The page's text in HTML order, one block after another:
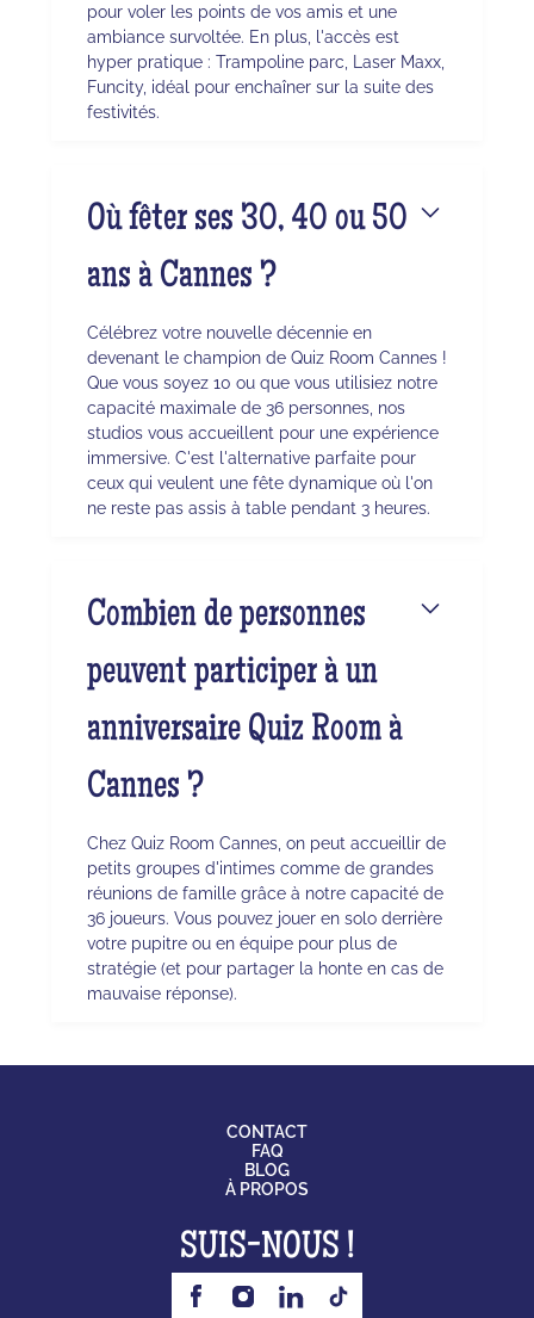
pour voler les points de vos amis et une
ambiance survoltée. En plus, l'accès est
hyper pratique : Trampoline parc, Laser Maxx,
Funcity, idéal pour enchaîner sur la suite des
festivités.
Où fêter ses 30, 40 ou 50
ans à Cannes ?
Célébrez votre nouvelle décennie en
devenant le champion de Quiz Room Cannes !
Que vous soyez 10 ou que vous utilisiez notre
capacité maximale de 36 personnes, nos
studios vous accueillent pour une expérience
immersive. C'est l'alternative parfaite pour
ceux qui veulent une fête dynamique où l'on
ne reste pas assis à table pendant 3 heures.
Combien de personnes
peuvent participer à un
anniversaire Quiz Room à
Cannes ?
Chez Quiz Room Cannes, on peut accueillir de
petits groupes d'intimes comme de grandes
réunions de famille grâce à notre capacité de
36 joueurs. Vous pouvez jouer en solo derrière
votre pupitre ou en équipe pour plus de
stratégie (et pour partager la honte en cas de
mauvaise réponse).
CONTACT
FAQ
BLOG
À PROPOS
SUIS-NOUS !